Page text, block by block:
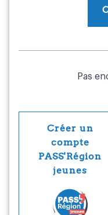
Pas
Créer un
compte
PASS'Région
jeunes